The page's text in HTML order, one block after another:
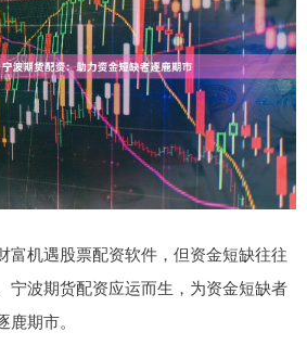
富机遇股票配资软件，但资金短缺往往
宁波期货配资应运而生，为资金短缺者
期市。